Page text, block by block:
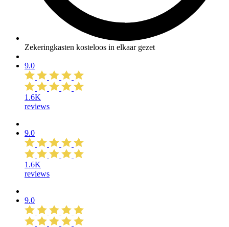
Zekeringkasten kosteloos in elkaar gezet
9.0
1.6K
reviews
9.0
1.6K
reviews
9.0